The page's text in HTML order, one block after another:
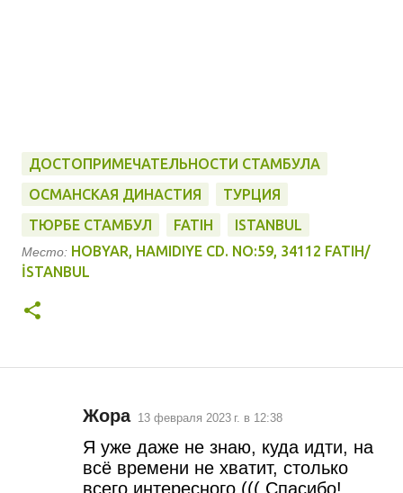
ДОСТОПРИМЕЧАТЕЛЬНОСТИ СТАМБУЛА
ОСМАНСКАЯ ДИНАСТИЯ
ТУРЦИЯ
ТЮРБЕ СТАМБУЛ
FATIH ISTANBUL
Место: HOBYAR, HAMIDIYE CD. NO:59, 34112 FATIH/
İSTANBUL
Жора 13 февраля 2023 г. в 12:38
Я уже даже не знаю, куда идти, на
всё времени не хватит, столько
всего интересного ((( Спасибо!